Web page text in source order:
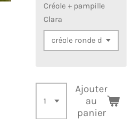
Créole + pampille
Clara
Ajouter
au
panier